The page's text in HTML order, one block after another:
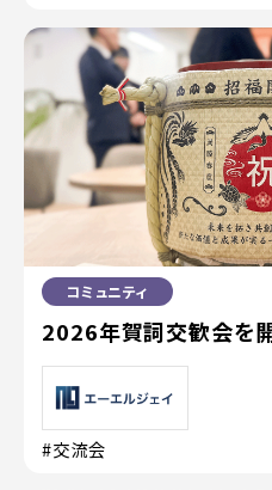
コミュニティ
2026年賀詞交歓会を
#交流会